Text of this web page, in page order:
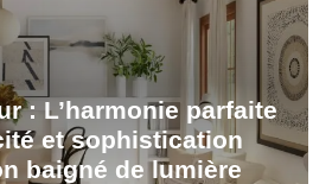
: L’harmonie parfaite
et sophistication
baigné de lumière